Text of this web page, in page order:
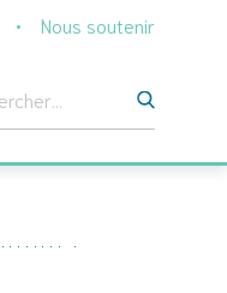
Nous soutenir